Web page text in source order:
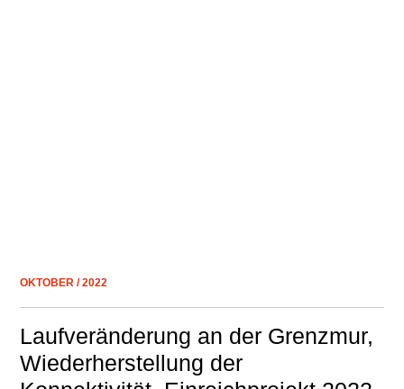
OKTOBER / 2022
Laufveränderung an der Grenzmur,
Wiederherstellung der